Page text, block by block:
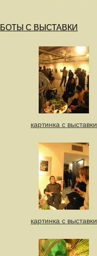
С ВЫСТАВКИ
картинка с выставки
картинка с выставки